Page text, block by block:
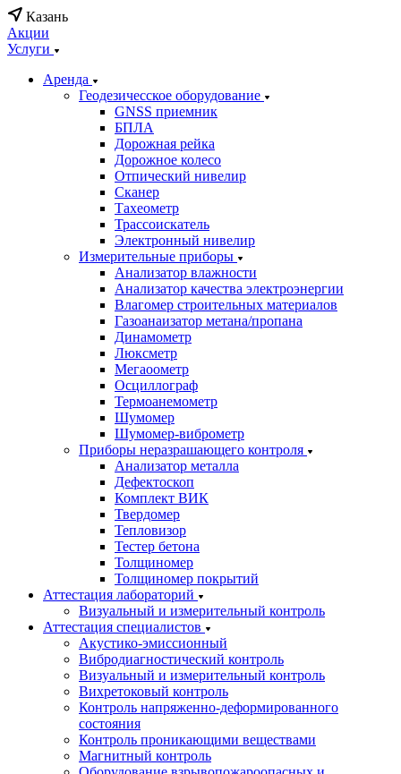
Казань
Акции
Услуги
Аренда
Геодезичесское оборудование
GNSS приемник
БПЛА
Дорожная рейка
Дорожное колесо
Отпический нивелир
Сканер
Тахеометр
Трассоискатель
Электронный нивелир
Измерительные приборы
Анализатор влажности
Анализатор качества электроэнергии
Влагомер строительных материалов
Газоанаизатор метана/пропана
Динамометр
Люксметр
Мегаоометр
Осциллограф
Термоанемометр
Шумомер
Шумомер-виброметр
Приборы неразрашающего контроля
Анализатор металла
Дефектоскоп
Комплект ВИК
Твердомер
Тепловизор
Тестер бетона
Толщиномер
Толщиномер покрытий
Аттестация лабораторий
Визуальный и измерительный контроль
Аттестация специалистов
Акустико-эмиссионный
Вибродиагностический контроль
Визуальный и измерительный контроль
Вихретоковый контроль
Контроль напряженно-деформированного
состояния
Контроль проникающими веществами
Магнитный контроль